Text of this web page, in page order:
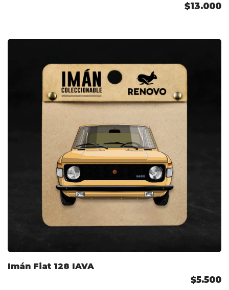
$13.000
Imán Fiat 128 IAVA
$5.500